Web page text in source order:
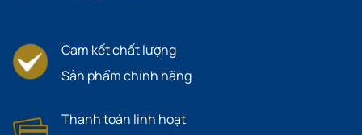
Cam kết chất lượng
Sản phẩm chính hãng
Thanh toán linh hoạt